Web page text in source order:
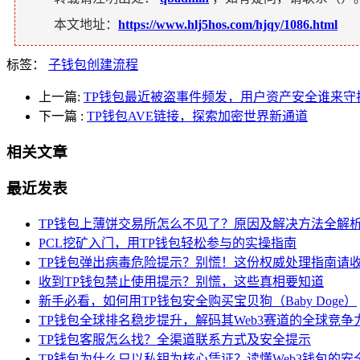
本文地址： https://www.hlj5hos.com/hjqy/1086.html
标签： 子钱包创建流程
上一篇: TP钱包最近被盗事件频发，用户资产安全谁来守
下一篇 : TP钱包AVE链接，探索加密世界新通道
相关文章
最近发表
TP钱包上薄饼交易所怎么不见了？原因及解决方法全解
PCL挖矿入门，用TP钱包轻松参与的实操指南
TP钱包弹出病毒危险提示？别慌！这份权威处理指南请
收到TP钱包禁止使用提示？别慌，这些真相要知道
新手必看，如何用TP钱包安全购买宝贝狗（Baby Doge）
TP钱包全球排名稳步提升，解码其Web3赛道的全球竞争
TP钱包客服怎么找？全渠道联系方式及安全提示